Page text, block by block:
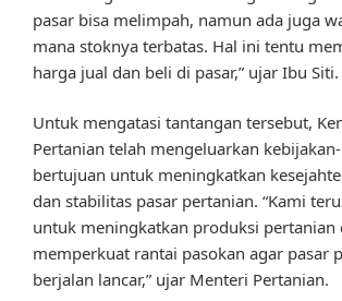
pasar bisa melimpah, namun ada juga
mana stoknya terbatas. Hal ini tentu
harga jual dan beli di pasar,” ujar Ibu Siti.
Untuk mengatasi tantangan tersebut,
Pertanian telah mengeluarkan
bertujuan untuk meningkatkan
dan stabilitas pasar pertanian. “Kami
untuk meningkatkan produksi pertanian
memperkuat rantai pasokan agar pasar
berjalan lancar,” ujar Menteri Pertanian.